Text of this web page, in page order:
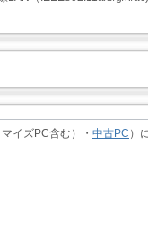
イズPC含む）・ 中古PC ）